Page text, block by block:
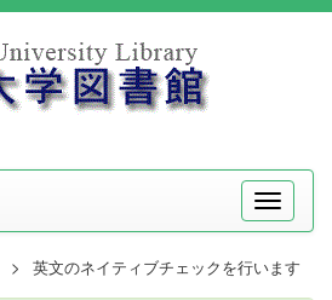
メ
ニ
ー
英文のネイティブチェックを行います